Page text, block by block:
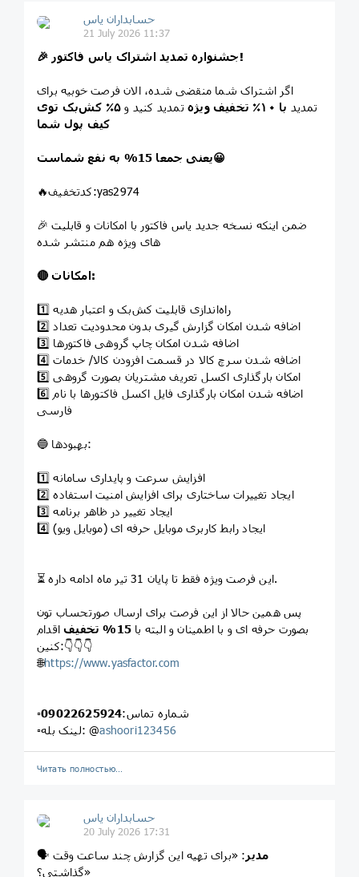
حسابداران یاس
21 July 2026 11:37
🎉 جشنواره تمدید اشتراک یاس فاکتور!
اگر اشتراک شما منقضی شده، الان فرصت خوبیه برای
تمدید با ۱۰٪ تخفیف ویژه تمدید کنید و
۵٪ کش‌بک توی
کیف پول شما
یعنی جمعا 15% به نفع شماست😀
🔥کدتخفیف:yas2974
🎉 ضمن اینکه نسخه جدید یاس فاکتور با امکانات و قابلیت
های ویژه هم منتشر شده
🔴 امکانات:
1️⃣ راه‌اندازی قابلیت کش‌بک و اعتبار هدیه
2️⃣ اضافه شدن امکان گزارش گیری بدون محدودیت تعداد
3️⃣ اضافه شدن امکان چاپ گروهی فاکتورها
4️⃣ اضافه شدن سرچ کالا در قسمت افزودن کالا/ خدمات
5️⃣ امکان بارگذاری اکسل تعریف مشتریان بصورت گروهی
6️⃣ اضافه شدن امکان بارگذاری فایل اکسل فاکتورها با نام
فارسی
🔵 بهبودها:
1️⃣ افزایش سرعت و پایداری سامانه
2️⃣ ایجاد تغییرات ساختاری برای افزایش امنیت استفاده
3️⃣ ایجاد تغییر در ظاهر برنامه
4️⃣ ایجاد رابط کاربری موبایل حرفه ای (موبایل ویو)
⏳ این فرصت ویژه فقط تا پایان 31 تیر ماه ادامه داره.
پس همین حالا از این فرصت برای ارسال صورتحساب تون
بصورت حرفه ای و با اطمینان و البته با 15% تخفیف
اقدام
کنین:👇👇👇
🌐https://www.yasfactor.com
▫️شماره تماس:09022625924
▫️لینک بله: @ashoori123456
Читать полностью…
حسابداران یاس
20 July 2026 17:31
🗣️ مدیر : «برای تهیه این گزارش چند ساعت وقت
گذاشتی؟»